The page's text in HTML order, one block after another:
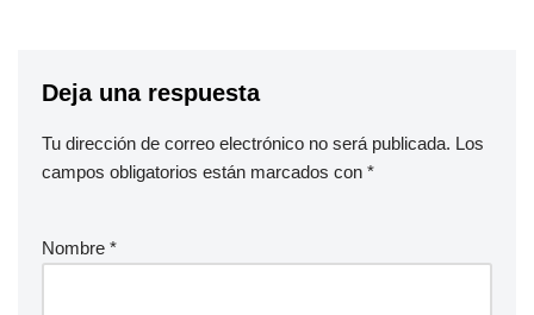
Deja una respuesta
Tu dirección de correo electrónico no será publicada. Los
campos obligatorios están marcados con *
Nombre *